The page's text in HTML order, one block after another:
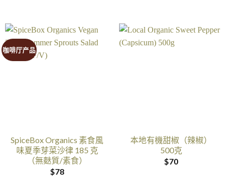
咖啡厅产品
SpiceBox Organics 素食風
味夏季芽菜沙律 185 克
（無麩質/素食）
$78
本地有機甜椒（辣椒）
500克
$70